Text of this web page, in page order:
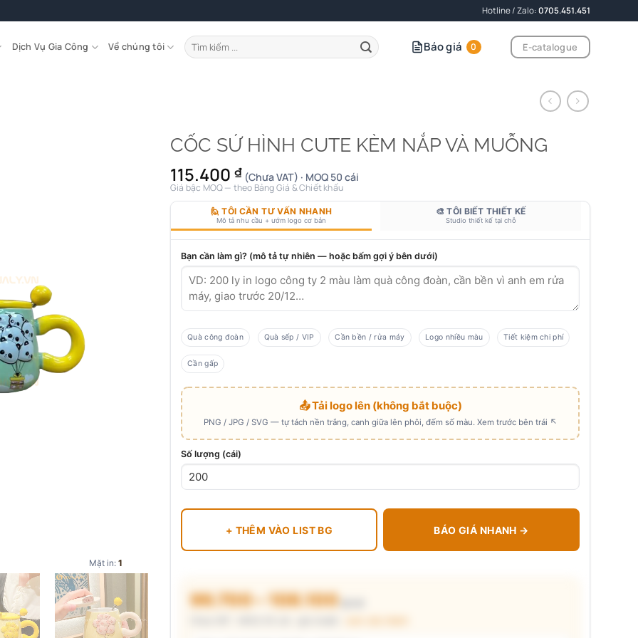
Hotline / Zalo:0705.451.451
Dịch Vụ Gia Công Về chúng tôi
Tìm
kiếm:
Báo giá 0 E-catalogue
Mặt in: 1
CỐC SỨ HÌNH CUTE KÈM NẮP VÀ MUỖNG
115.400 ₫ (Chưa VAT) · MOQ 50 cái
Giá bậc MOQ — theo Bảng Giá & Chiết khấu
🙋 TÔI CẦN TƯ VẤN NHANH
Mô tả nhu cầu + ướm logo cơ bản
🎨 TÔI BIẾT THIẾT KẾ
Studio thiết kế tại chỗ
Bạn cần làm gì? (mô tả tự nhiên — hoặc bấm gợi ý bên dưới)
Quà công đoàn Quà sếp / VIP Cần bền / rửa máy Logo nhiều màu Tiết kiệm chi phí
Cần gấp
📤 Tải logo lên (không bắt buộc)
PNG / JPG / SVG — tự tách nền trắng, canh giữa lên phôi, đếm số màu. Xem trước bên trái ↖
Số lượng (cái)
+ THÊM VÀO LIST BG BÁO GIÁ NHANH →
99.700 – 108.100